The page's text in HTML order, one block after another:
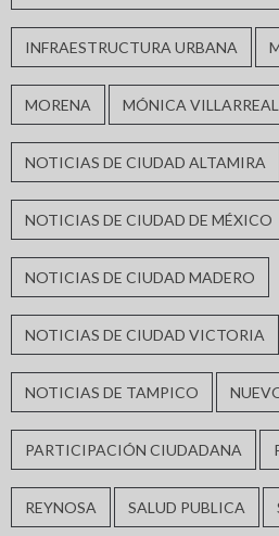
INFRAESTRUCTURA URBANA
MORENA MÓNICA
NOTICIAS DE CIUDAD ALTAMIRA
NOTICIAS DE CIUDAD DE MÉXICO
NOTICIAS DE CIUDAD MADERO
NOTICIAS DE CIUDAD VICTORIA
NOTICIAS DE TAMPICO
PARTICIPACIÓN CIUDADANA
REYNOSA SALUD PUBLICA